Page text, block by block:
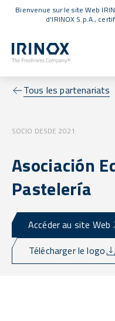
Bienvenue sur le site Web
d'IRINOX S.p.A.,
Tous les partenariats
SOCIO DESDE 2021
Asociación
Pastelería
Accéder au site Web
Télécharger le logo